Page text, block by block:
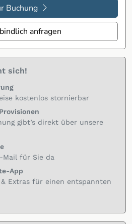
Buchung
anfragen
sich!
kostenlos stornierbar
gibt’s direkt über unsere
Mail für Sie da
App
Extras für einen entspannten